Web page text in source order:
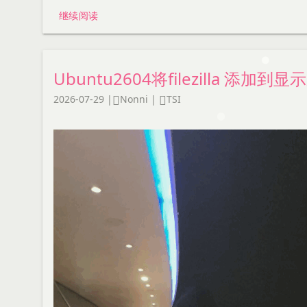
继续阅读
Ubuntu2604将filezilla 添加到显
2026-07-29 | Nonni | TSI